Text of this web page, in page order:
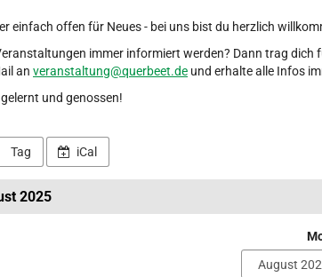
einfach offen für Neues - bei uns bist du herzlich
immer informiert werden? Dann trag dich
an veranstaltung@querbeet.de und erhalte alle Infos
und genossen!
Tag iCal
2025